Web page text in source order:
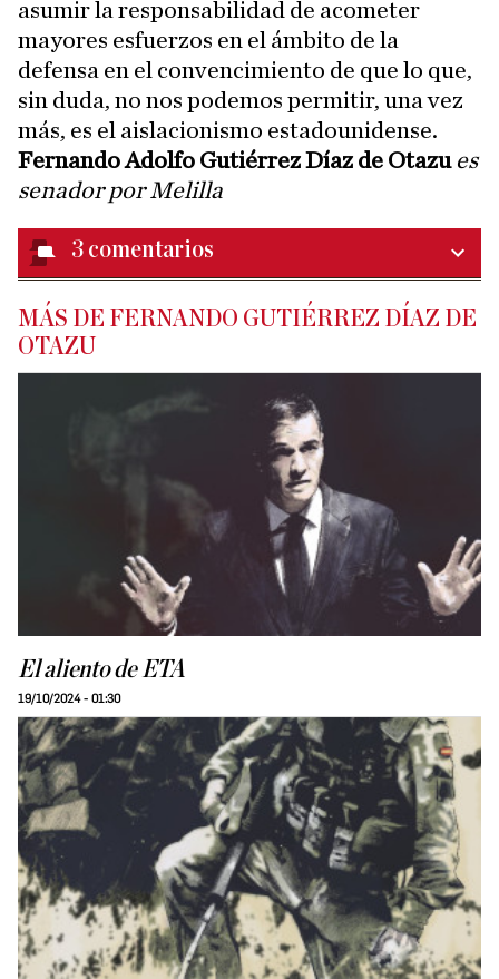
asumir la responsabilidad de acometer
mayores esfuerzos en el ámbito de la
defensa en el convencimiento de que lo que,
sin duda, no nos podemos permitir, una vez
más, es el aislacionismo estadounidense.
Fernando Adolfo Gutiérrez Díaz de Otazu es
senador por Melilla
3 comentarios
MÁS DE FERNANDO GUTIÉRREZ DÍAZ DE
OTAZU
El aliento de ETA
19/10/2024 - 01:30